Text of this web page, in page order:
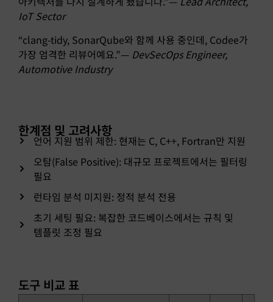
IoT Sector
“clang-tidy, SonarQube와 함께 사용 중인데, Codee가
가장 엄격한 리뷰어예요.”— DevSecOps Engineer,
Automotive Industry
한계점 및 고려사항
언어 지원 범위 제한: 현재는 C, C++, Fortran만 지원
오탐(False Positive): 대규모 프로젝트에서는 필터링
필요
런타임 분석 미지원: 정적 분석 전용
초기 세팅 필요: 복잡한 코드베이스에서는 규칙 및
템플릿 조정 필요
도구 비교 표